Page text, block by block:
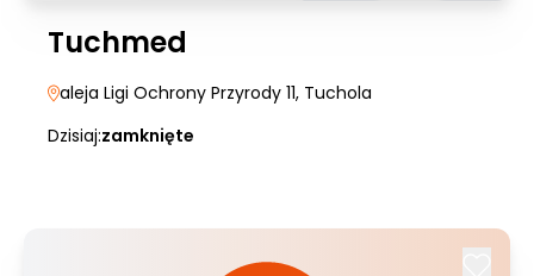
Tuchmed
aleja Ligi Ochrony Przyrody 11, Tuchola
Dzisiaj:zamknięte